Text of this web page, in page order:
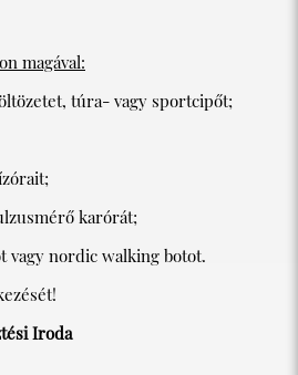
magával:
túra- vagy sportcipőt;
karórát;
vagy nordic walking botot.
Iroda